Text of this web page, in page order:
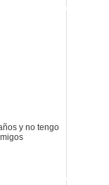
y no tengo